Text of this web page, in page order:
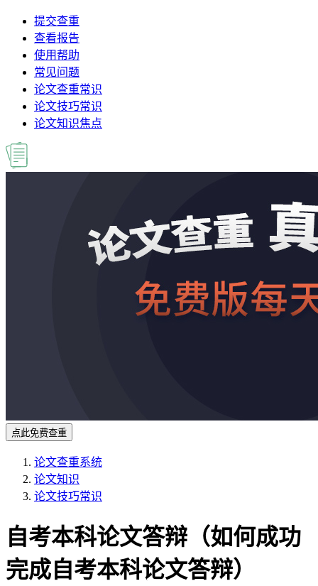
提交查重
查看报告
使用帮助
常见问题
论文查重常识
论文技巧常识
论文知识焦点
点此免费查重
论文查重系统
论文知识
论文技巧常识
自考本科论文答辩（如何成功
完成自考本科论文答辩）